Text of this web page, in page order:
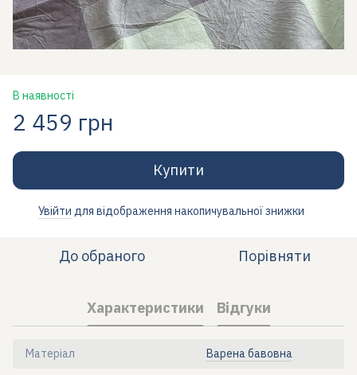
В наявності
2 459 грн
Купити
Увійти для відображення накопичувальної знижки
До обраного Порівняти
Характеристики Відгуки
Матеріал Варена бавовна